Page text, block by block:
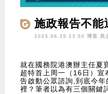
施政報告不能
2025.06.25 13:50 博客 吳
就在國務院港澳辦主任夏
超特首上周一（16日）宣
告啟動公眾諮詢,到底今
裡？筆者以為有三個關鍵